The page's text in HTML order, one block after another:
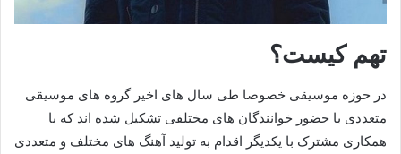
تهم کیست؟
در حوزه موسیقی خصوصا طی سال های اخیر گروه های موسیقی
متعددی با حضور خوانندگان های مختلفی تشکیل شده اند که با
همکاری مشترک با یکدیگر اقدام به تولید آهنگ های مختلف و متعددی